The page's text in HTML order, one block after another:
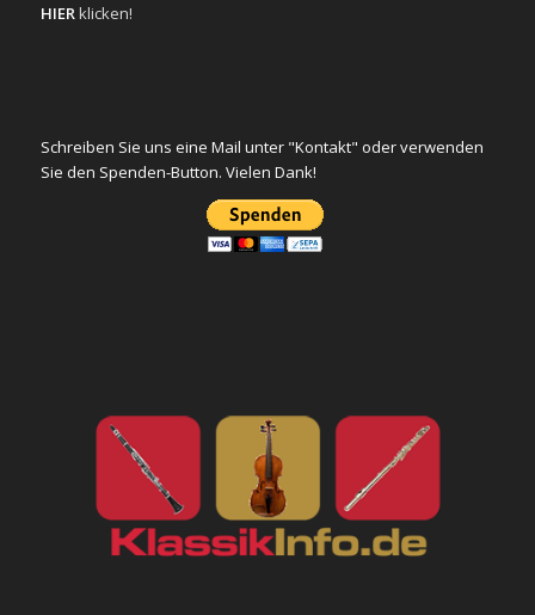
HIERklicken!
Schreiben Sie uns eine Mail unter "Kontakt" oder verwenden
Sie den Spenden-Button. Vielen Dank!